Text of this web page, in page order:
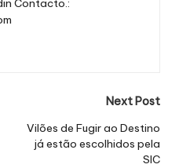
Contacto.:
Next Post
Vilões de Fugir ao Destino
já estão escolhidos pela
SIC